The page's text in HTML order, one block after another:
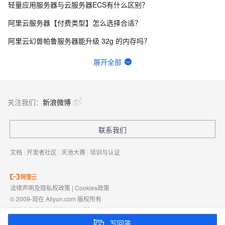
轻量应用服务器与云服务器ECS有什么区别？
阿里云服务器【付费类型】怎么选择合适？
阿里云幻兽帕鲁服务器能升级 32g 的内存吗？
阿里云轻量应用服务器适合搭建哪些网站和应用？
轻量应用服务器如何备份网站和数据库？
轻量应用服务器带宽不够时如何升级配置？
展开全部
写回答
关注我们： 新浪微博
联系我们
文档 | 开发者社区 | 天池大赛 | 培训与认证
法律声明及隐私权政策 | Cookies政策
© 2009-现在 Aliyun.com 版权所有
增值电信业务经营许可证： 浙B2-20080101
浙D3-20210002